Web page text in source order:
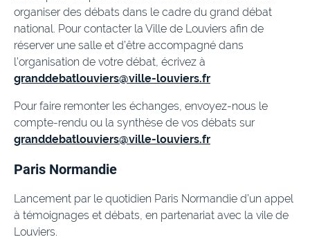
organiser des débats dans le cadre du grand débat
national. Pour contacter la Ville de Louviers afin de
réserver une salle et d’être accompagné dans
l’organisation de votre débat, écrivez à
granddebatlouviers@ville-louviers.fr
Pour faire remonter les échanges, envoyez-nous le
compte-rendu ou la synthèse de vos débats sur
granddebatlouviers@ville-louviers.fr
Paris Normandie
Lancement par le quotidien Paris Normandie d’un appel
à témoignages et débats, en partenariat avec la vile de
Louviers.